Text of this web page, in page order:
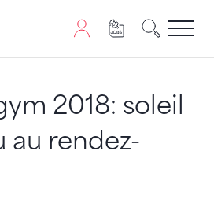
Seite wird JavaScript benötigt.
2018: soleil
au rendez-